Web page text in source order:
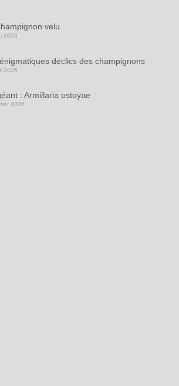
velu
2026
déclics des champignons
2026
: Armillaria ostoyae
2026